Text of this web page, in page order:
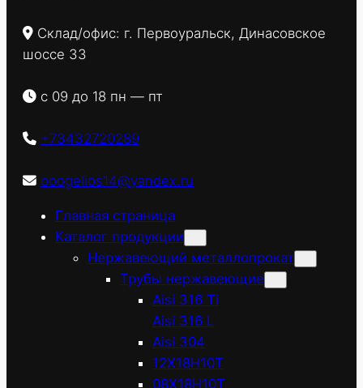
Склад/офис: г. Первоуральск, Динасовское
шоссе 33
с 09 до 18 пн — пт
+73432720289
ooogelios14@yandex.ru
Главная страница
Каталог продукции
Нержавеющий металлопрокат
Трубы нержавеющие
Aisi 316 Ti
Aisi 316 L
Aisi 304
12Х18Н10Т
08Х18Н10Т